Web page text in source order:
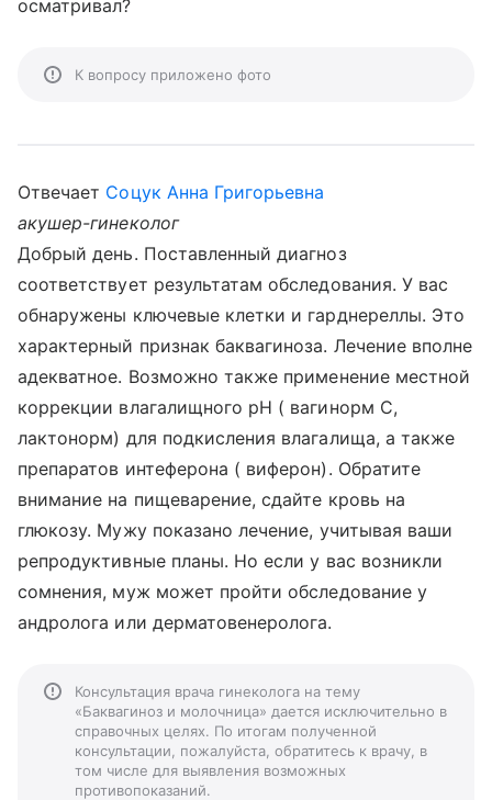
осматривал?
К вопросу приложено фото
Отвечает Соцук Анна Григорьевна
акушер-гинеколог
Добрый день. Поставленный диагноз
соответствует результатам обследования. У вас
обнаружены ключевые клетки и гарднереллы. Это
характерный признак баквагиноза. Лечение вполне
адекватное. Возможно также применение местной
коррекции влагалищного рН ( вагинорм С,
лактонорм) для подкисления влагалища, а также
препаратов интеферона ( виферон). Обратите
внимание на пищеварение, сдайте кровь на
глюкозу. Мужу показано лечение, учитывая ваши
репродуктивные планы. Но если у вас возникли
сомнения, муж может пройти обследование у
андролога или дерматовенеролога.
Консультация врача гинеколога на тему
«Баквагиноз и молочница» дается исключительно в
справочных целях. По итогам полученной
консультации, пожалуйста, обратитесь к врачу, в
том числе для выявления возможных
противопоказаний.